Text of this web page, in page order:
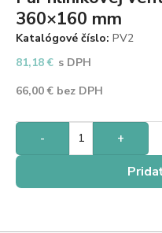
360×160 mm
Katalógové číslo: PV2
81,18€ s DPH
66,00€ bez DPH
- +